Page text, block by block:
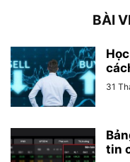
BÀI
31
tin